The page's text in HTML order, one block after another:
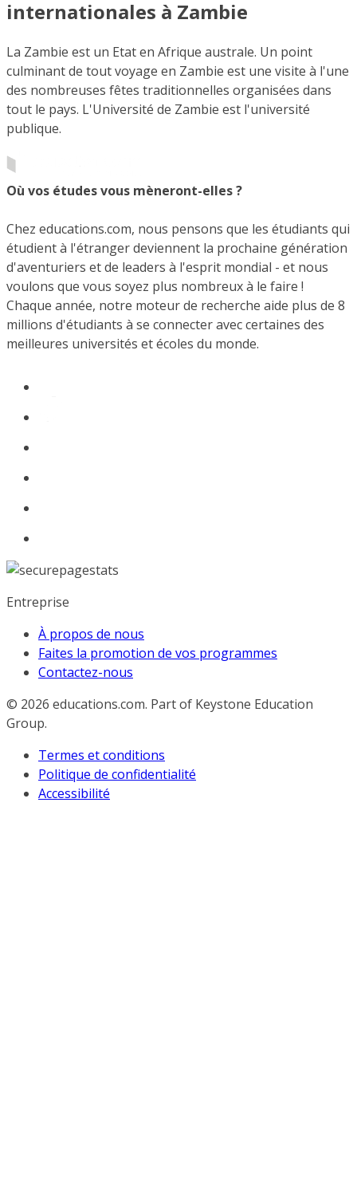
internationales à Zambie
La Zambie est un Etat en Afrique australe. Un point
culminant de tout voyage en Zambie est une visite à l'une
des nombreuses fêtes traditionnelles organisées dans
tout le pays. L'Université de Zambie est l'université
publique.
Où vos études vous mèneront-elles ?
Chez educations.com, nous pensons que les étudiants qui
étudient à l'étranger deviennent la prochaine génération
d'aventuriers et de leaders à l'esprit mondial - et nous
voulons que vous soyez plus nombreux à le faire !
Chaque année, notre moteur de recherche aide plus de 8
millions d'étudiants à se connecter avec certaines des
meilleures universités et écoles du monde.
Entreprise
À propos de nous
Faites la promotion de vos programmes
Contactez-nous
© 2026 educations.com. Part of Keystone Education
Group.
Termes et conditions
Politique de confidentialité
Accessibilité